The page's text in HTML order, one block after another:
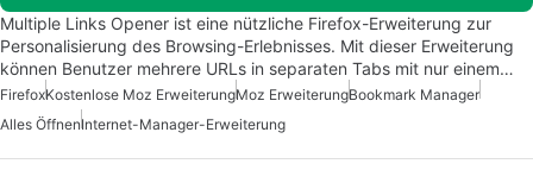
Multiple Links Opener ist eine nützliche Firefox-Erweiterung zur
Personalisierung des Browsing-Erlebnisses. Mit dieser Erweiterung
können Benutzer mehrere URLs in separaten Tabs mit nur einem…
FirefoxKostenlose Moz ErweiterungMoz ErweiterungBookmark Manager
Alles ÖffnenInternet-Manager-Erweiterung